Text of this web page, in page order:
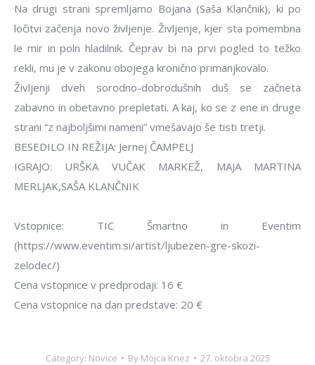
Na drugi strani spremljamo Bojana (Saša Klančnik), ki po
ločitvi začenja novo življenje. Življenje, kjer sta pomembna
le mir in poln hladilnik. Čeprav bi na prvi pogled to težko
rekli, mu je v zakonu obojega kronično primanjkovalo.
Življenji dveh sorodno-dobrodušnih duš se začneta
zabavno in obetavno prepletati. A kaj, ko se z ene in druge
strani “z najboljšimi nameni” vmešavajo še tisti tretji.
BESEDILO IN REŽIJA: Jernej ČAMPELJ
IGRAJO: URŠKA VUČAK MARKEŽ, MAJA MARTINA
MERLJAK,SAŠA KLANČNIK
Vstopnice: TIC Šmartno in Eventim
(https://www.eventim.si/artist/ljubezen-gre-skozi-
zelodec/)
Cena vstopnice v predprodaji: 16 €
Cena vstopnice na dan predstave: 20 €
Category: Novice By Mojca Knez 27. oktobra 2025